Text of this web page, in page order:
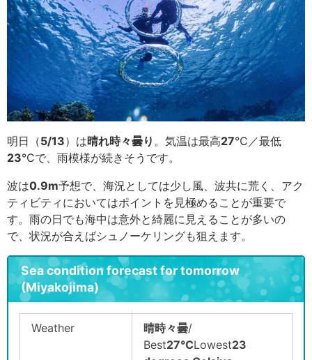
明日（5/13）は晴れ時々曇り 。気温は最高27℃／最低
23℃で、雨模様が続きそうです。
波は0.9m予想で、海況としては少し風、波共に荒く、アク
ティビティにおいてはポイントを見極めることが重要で
す。雨の日でも海中は意外と綺麗に見えることが多いの
で、状況が合えばシュノーケリングも狙えます。
Sea condition forecast for tomorrow
(Miyakojima)
Weather 晴時々曇/
Best27°CLowest23